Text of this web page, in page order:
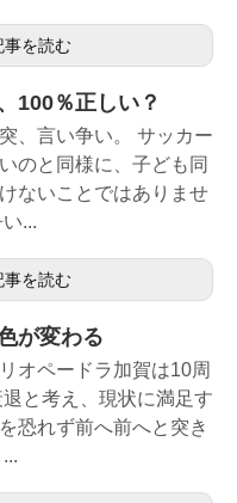
事を読む
100％正しい？
、言い争い。 サッカー
のと同様に、子ども同
ないことではありませ
...
事を読む
が変わる
オペードラ加賀は10周
と考え、現状に満足す
恐れず前へ前へと突き